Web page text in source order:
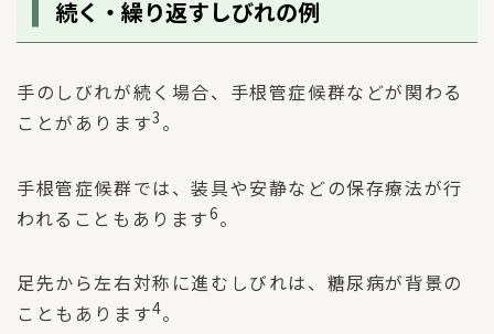
続く・繰り返すしびれの例
手のしびれが続く場合、手根管症候群などが関わる
ことがあります3 。
手根管症候群では、装具や安静などの保存療法が行
われることもあります6。
足先から左右対称に進むしびれは、糖尿病が背景の
こともあります4。